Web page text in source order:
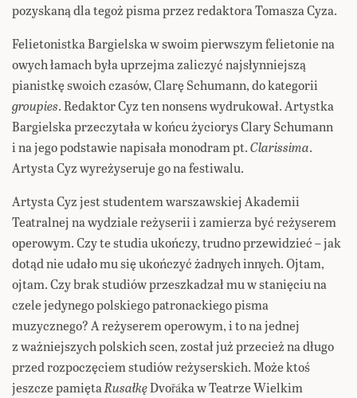
pozyskaną dla tegoż pisma przez redaktora Tomasza Cyza.
Felietonistka Bargielska w swoim pierwszym felietonie na
owych łamach była uprzejma zaliczyć najsłynniejszą
pianistkę swoich czasów, Clarę Schumann, do kategorii
groupies. Redaktor Cyz ten nonsens wydrukował. Artystka
Bargielska przeczytała w końcu życiorys Clary Schumann
i na jego podstawie napisała monodram pt.Clarissima.
Artysta Cyz wyreżyseruje go na festiwalu.
Artysta Cyz jest studentem warszawskiej Akademii
Teatralnej na wydziale reżyserii i zamierza być reżyserem
operowym. Czy te studia ukończy, trudno przewidzieć – jak
dotąd nie udało mu się ukończyć żadnych innych. Ojtam,
ojtam. Czy brak studiów przeszkadzał mu w stanięciu na
czele jedynego polskiego patronackiego pisma
muzycznego? A reżyserem operowym, i to na jednej
z ważniejszych polskich scen, został już przecież na długo
przed rozpoczęciem studiów reżyserskich. Może ktoś
jeszcze pamiętaRusałkęDvořákaw Teatrze Wielkim